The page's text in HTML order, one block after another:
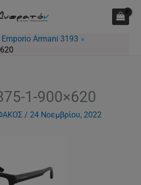
Emporio Armani 3193
1-900×620
/ 24 Νοεμβρίου, 2022